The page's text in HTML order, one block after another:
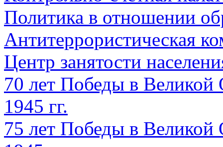
Политика в отношении
Антитеррористическая
Центр занятости
70 лет Победы в Великой
1945 гг.
75 лет Победы в Великой